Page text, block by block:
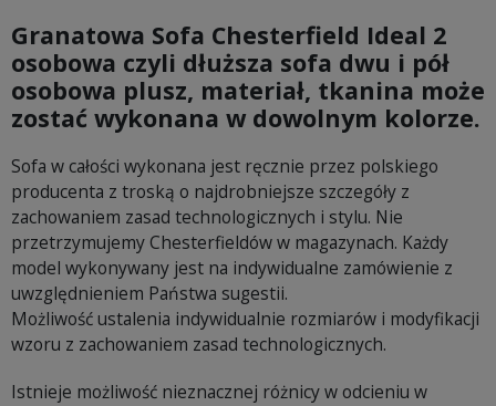
Granatowa Sofa Chesterfield Ideal 2
osobowa czyli dłuższa sofa dwu i pół
osobowa plusz, materiał, tkanina może
zostać wykonana w dowolnym kolorze.
Sofa w całości wykonana jest ręcznie przez polskiego
producenta z troską o najdrobniejsze szczegóły z
zachowaniem zasad technologicznych i stylu. Nie
przetrzymujemy Chesterfieldów w magazynach. Każdy
model wykonywany jest na indywidualne zamówienie z
uwzględnieniem Państwa sugestii.
Możliwość ustalenia indywidualnie rozmiarów i modyfikacji
wzoru z zachowaniem zasad technologicznych.
Istnieje możliwość nieznacznej różnicy w odcieniu w